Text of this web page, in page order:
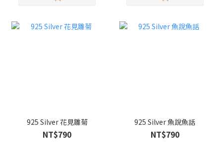
925 Silver 花見雛菊
NT$790
925 Silver 魚說魚話
NT$790